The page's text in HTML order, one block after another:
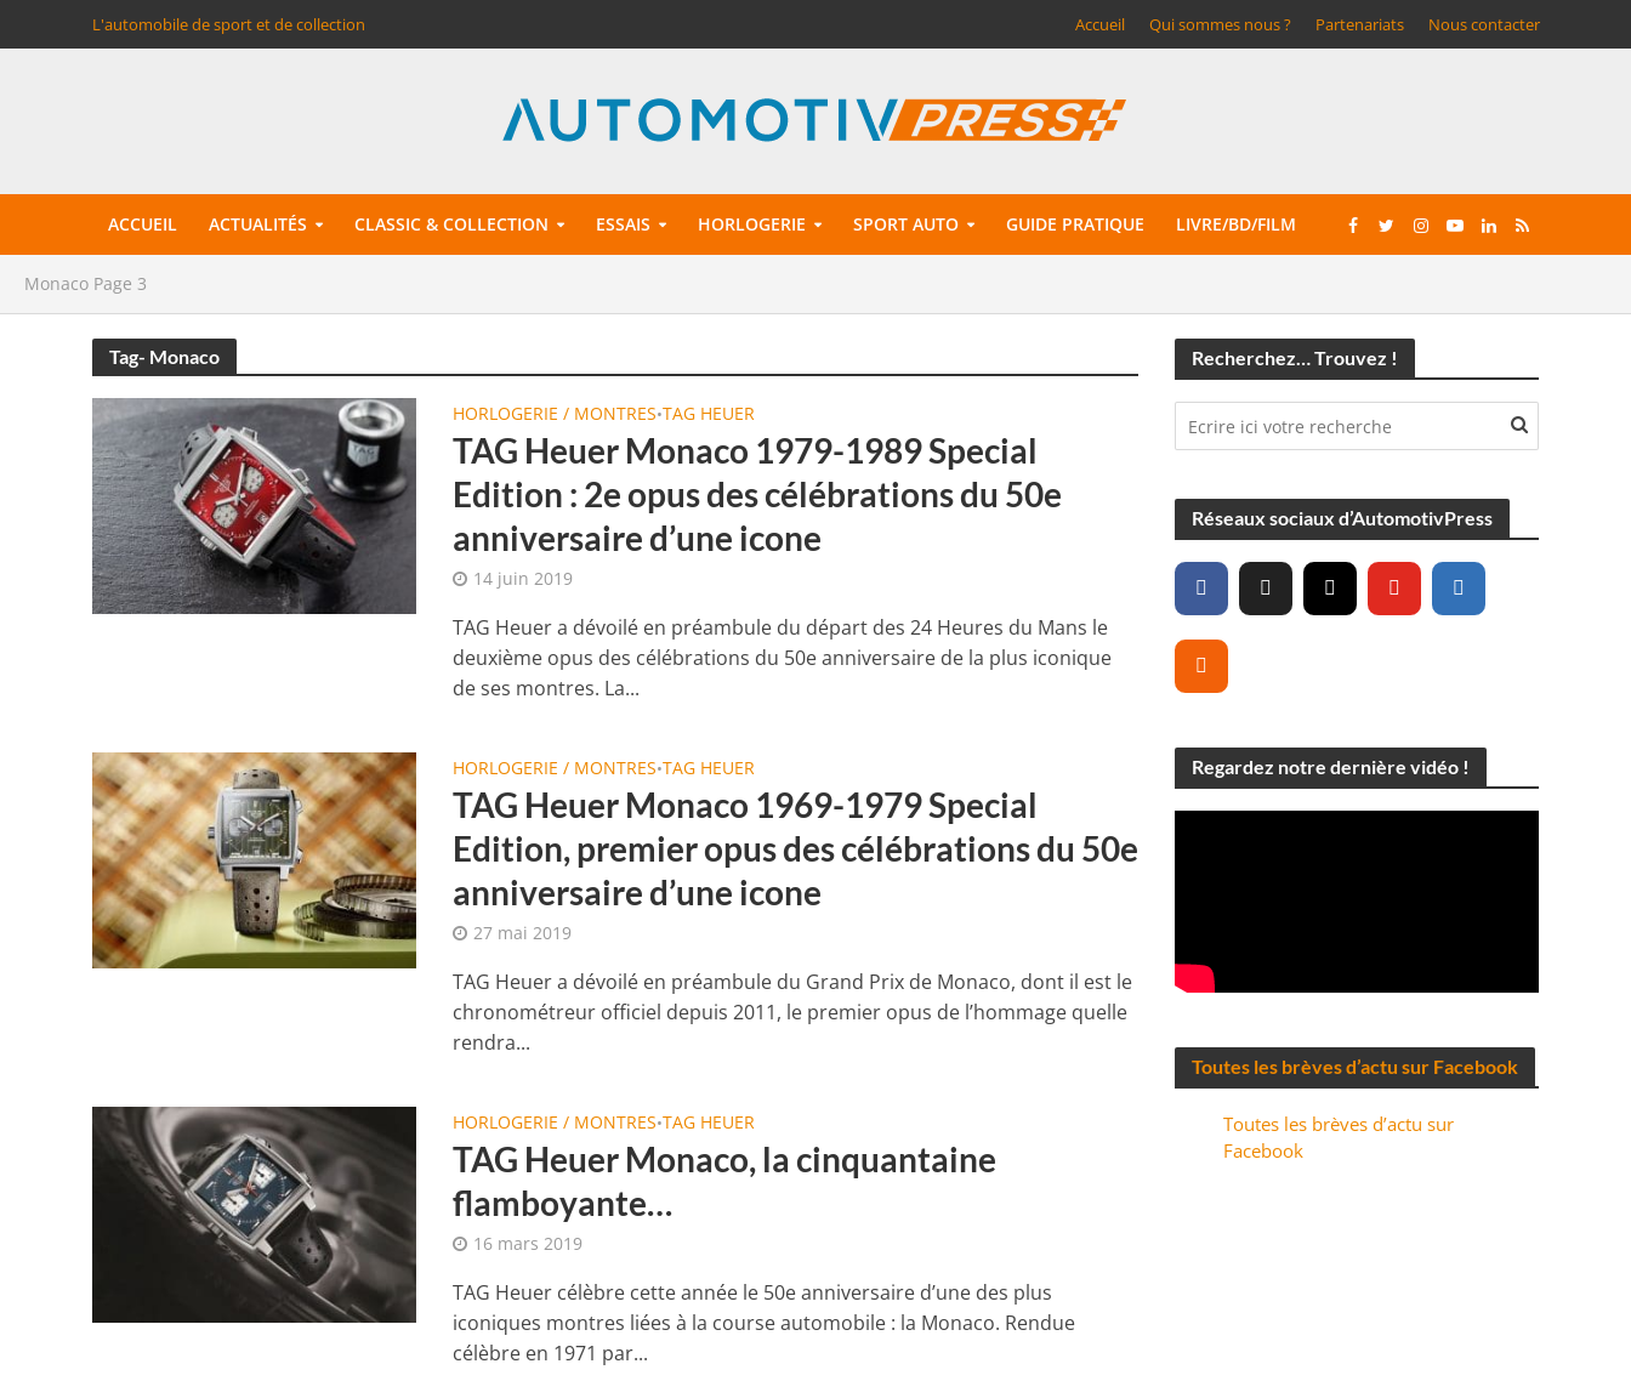
L'automobile de sport et de collection Accueil Qui sommes nous ? Partenariats Nous contacter
ACCUEIL ACTUALITÉS CLASSIC & COLLECTION ESSAIS HORLOGERIE SPORT AUTO GUIDE PRATIQUE LIVRE/BD/FILM
Monaco Page 3
Tag- Monaco
HORLOGERIE / MONTRES•TAG HEUER
TAG Heuer Monaco 1979-1989 Special
Edition : 2e opus des célébrations du 50e
anniversaire d’une icone
14 juin 2019
TAG Heuer a dévoilé en préambule du départ des 24 Heures du Mans le
deuxième opus des célébrations du 50e anniversaire de la plus iconique
de ses montres. La...
HORLOGERIE / MONTRES•TAG HEUER
TAG Heuer Monaco 1969-1979 Special
Edition, premier opus des célébrations du 50e
anniversaire d’une icone
27 mai 2019
TAG Heuer a dévoilé en préambule du Grand Prix de Monaco, dont il est le
chronométreur officiel depuis 2011, le premier opus de l’hommage quelle
rendra...
HORLOGERIE / MONTRES•TAG HEUER
TAG Heuer Monaco, la cinquantaine
flamboyante…
16 mars 2019
TAG Heuer célèbre cette année le 50e anniversaire d’une des plus
iconiques montres liées à la course automobile : la Monaco. Rendue
célèbre en 1971 par...
Recherchez… Trouvez !
Réseaux sociaux d’AutomotivPress
Regardez notre dernière vidéo !
Toutes les brèves d’actu sur Facebook
Toutes les brèves d’actu sur
Facebook